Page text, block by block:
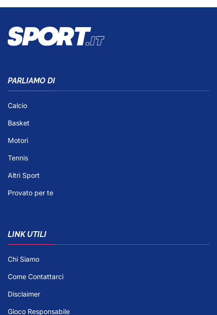
PARLIAMO DI
Calcio
Basket
Motori
Tennis
Altri Sport
Provato per te
LINK UTILI
Chi Siamo
Come Contattarci
Disclaimer
Gioco Responsabile